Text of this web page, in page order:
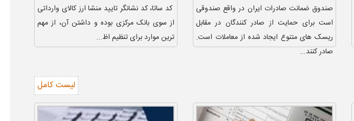
صندوق ضمانت صادرات ایران در واقع صندوقی
است برای حمایت از صادر کنندگان در مقابل
ریسک های متنوع ایجاد شده از معاملات است.
صادر کنند...
کد ساتا، کد نشانگر تایید منشا ارز کالای وارداتی
از سوی بانک مرکزی بوده و داشتن آن، از مهم
ترین موارد برای تنظیم اظ...
لیست کامل